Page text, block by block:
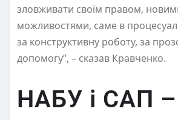
зловживати своїм правом,
можливостями, саме в
за конструктивну роботу, за
допомогу”, – сказав Кравченко.
НАБУ і САП –